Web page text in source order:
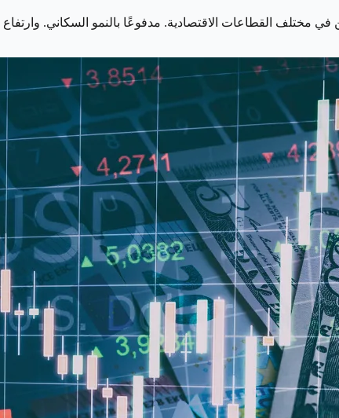
في مختلف القطاعات الاقتصادية. مدفوعًا بالنمو السكاني.